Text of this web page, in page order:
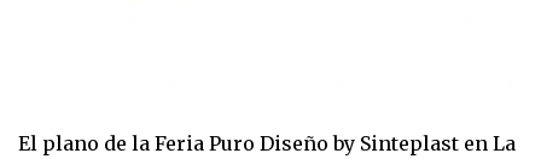
El plano de la Feria Puro Diseño by Sinteplast en La